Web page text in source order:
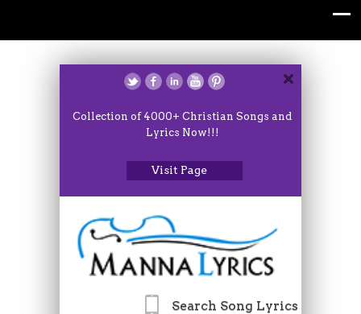
Collection of 4000+ Christian Songs and
Lyrics Now!!!
Visit Page
Search Song Lyrics